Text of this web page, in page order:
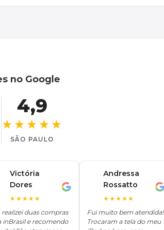
no Google
4,9
★★★★★
SÃO PAULO
Victória
Dores
★★★★★
realizei duas compras
inBrasil e recomendo
Andressa
Rossatto
★★★★★
Fui muito bem atendida!
Trocaram a tela do meu